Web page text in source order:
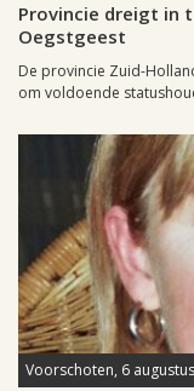
Provincie dreigt in
Oegstgeest
De provincie Zuid-
om voldoende
Voorschoten, 6